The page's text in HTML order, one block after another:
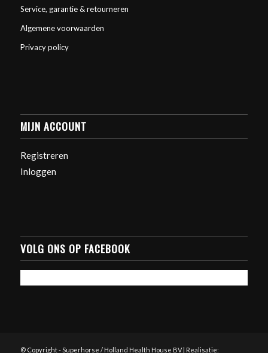
Service, garantie & retourneren
Algemene voorwaarden
Privacy policy
MIJN ACCOUNT
Registreren
Inloggen
VOLG ONS OP FACEBOOK
© Copyright - Superhorse / Holland Health House BV | Realisatie: